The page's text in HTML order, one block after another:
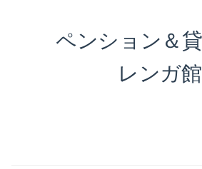
ペンション＆
レンガ館